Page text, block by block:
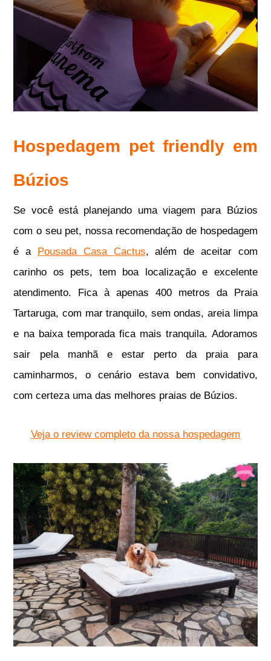
Hospedagem pet friendly em
Búzios
Se você está planejando uma viagem para Búzios
com o seu pet, nossa recomendação de hospedagem
é a
Pousada Casa Cactus, além de aceitar com
carinho os pets, tem boa localização e excelente
atendimento. Fica à apenas 400 metros da Praia
Tartaruga, com mar tranquilo, sem ondas, areia limpa
e na baixa temporada fica mais tranquila. Adoramos
sair pela manhã e estar perto da praia para
caminharmos, o cenário estava bem convidativo,
com certeza uma das melhores praias de Búzios.
Veja o review completo da nossa hospedagem